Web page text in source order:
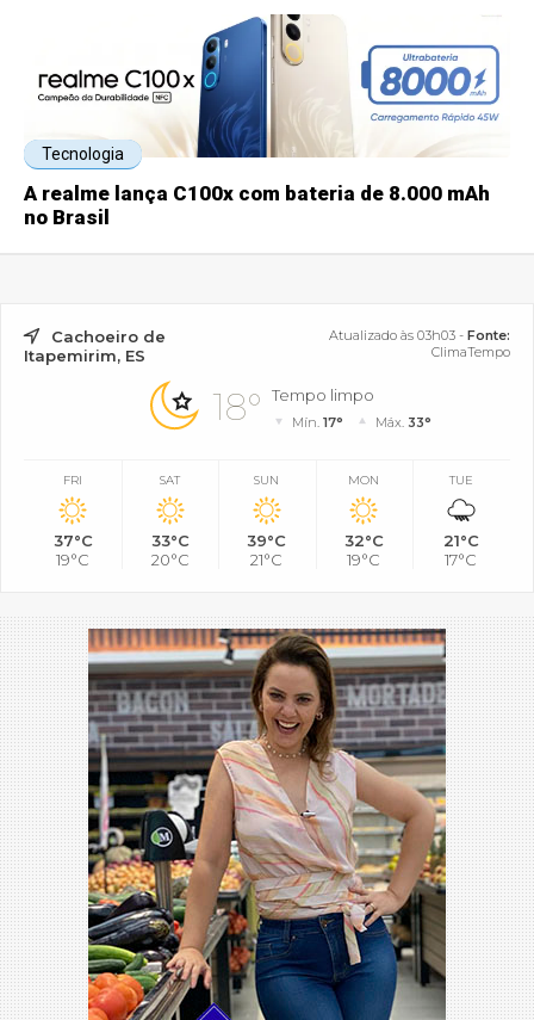
Tecnologia
A realme lança C100x com bateria de 8.000 mAh
no Brasil
Cachoeiro de
Itapemirim, ES
Atualizado às 03h03 - Fonte:
ClimaTempo
18° Tempo limpo
Mín.17° Máx. 33°
FRI
37°C
19°C
SAT
33°C
20°C
SUN
39°C
21°C
MON
32°C
19°C
TUE
21°C
17°C